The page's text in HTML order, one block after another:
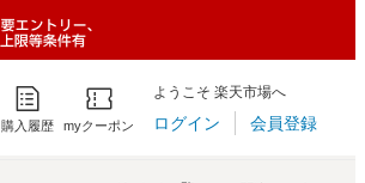
購入履歴 myクーポン
ようこそ 楽天市場へ
ログイン 会員登録